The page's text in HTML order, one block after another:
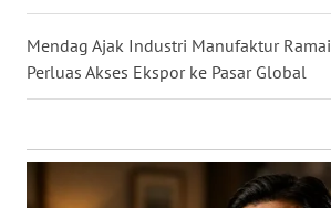
Mendag Ajak Industri Manufaktur
Perluas Akses Ekspor ke Pasar Global
KALSEL
WN